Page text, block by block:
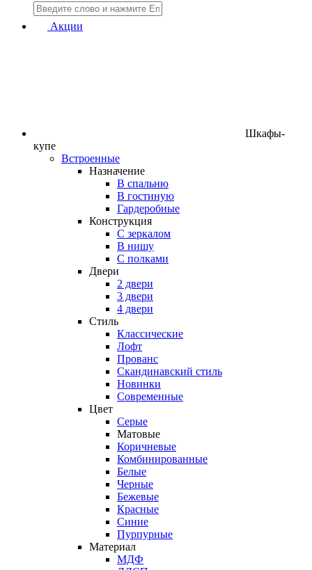
Акции
Шкафы-
купе
Встроенные
Назначение
В спальню
В гостиную
Гардеробные
Конструкция
C зеркалом
В нишу
С полками
Двери
2 двери
3 двери
4 двери
Стиль
Классические
Лофт
Прованс
Скандинавский стиль
Новинки
Современные
Цвет
Серые
Матовые
Коричневые
Комбинированные
Белые
Черные
Бежевые
Красные
Синие
Пурпурные
Материал
МДФ